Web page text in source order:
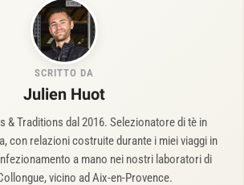
SCRITTO DA
Julien Huot
& Traditions dal 2016. Selezionatore di tè in
con relazioni costruite durante i miei viaggi in
a mano nei nostri laboratori di
vicino ad Aix-en-Provence.